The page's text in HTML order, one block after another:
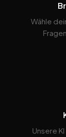
Wähle
Unsere